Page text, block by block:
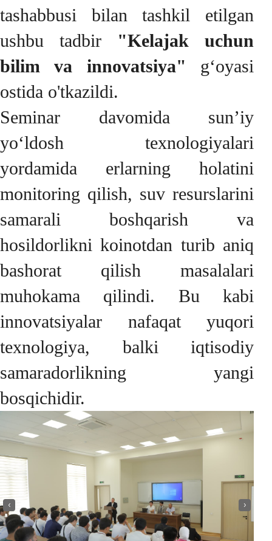
tashabbusi bilan tashkil etilgan
ushbu tadbir "Kelajak uchun
bilim va innovatsiya" g‘oyasi
ostida o'tkazildi.
Seminar davomida sun’iy
yo‘ldosh texnologiyalari
yordamida erlarning holatini
monitoring qilish, suv resurslarini
samarali boshqarish va
hosildorlikni koinotdan turib aniq
bashorat qilish masalalari
muhokama qilindi. Bu kabi
innovatsiyalar nafaqat yuqori
texnologiya, balki iqtisodiy
samaradorlikning yangi
bosqichidir.
‹ ›